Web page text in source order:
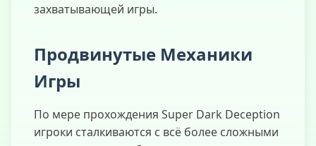
захватывающей игры.
Продвинутые Механики
Игры
По мере прохождения Super Dark Deception
игроки сталкиваются с всё более сложными